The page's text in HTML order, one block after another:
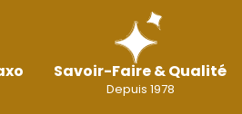
Savoir-Faire & Qualité
Depuis 1978